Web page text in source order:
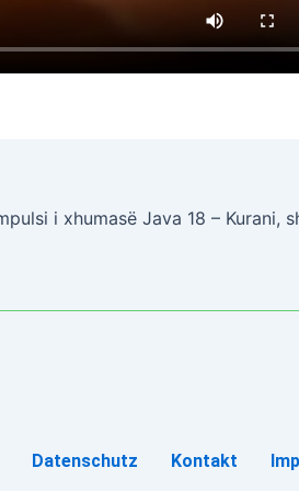
i xhumasë Java 18 – Kurani,
Datenschutz Kontakt